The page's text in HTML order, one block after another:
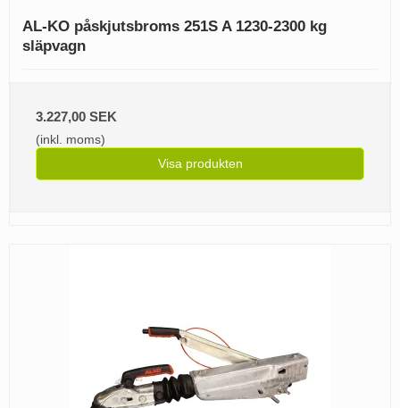
AL-KO påskjutsbroms 251S A 1230-2300 kg
släpvagn
3.227,00 SEK
(inkl. moms)
Visa produkten